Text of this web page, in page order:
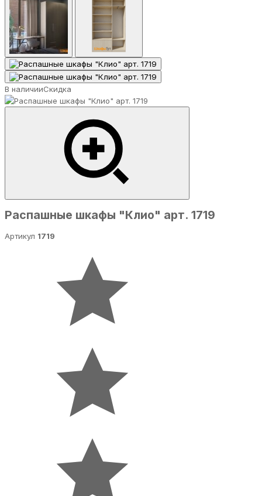
В наличииСкидка
Распашные шкафы "Клио" арт. 1719
Артикул 1719